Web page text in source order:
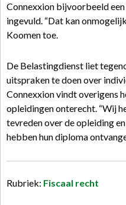
Connexxion bijvoorbeeld
ingevuld. “Dat kan
Koomen toe.
De Belastingdienst liet
uitspraken te doen over
Connexxion vindt overigens
opleidingen onterecht. “Wij
tevreden over de opleiding
hebben hun diploma
Rubriek: Fiscaal recht